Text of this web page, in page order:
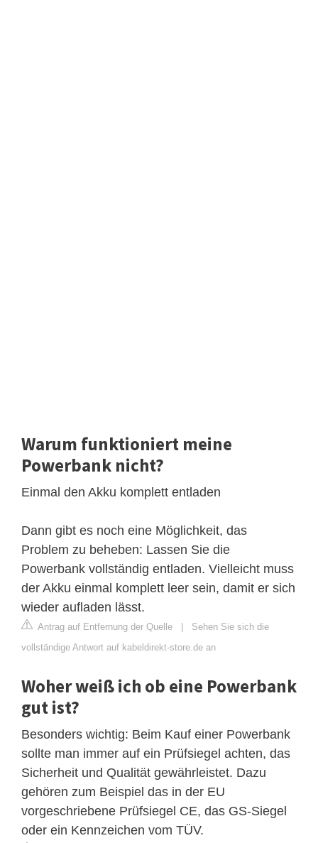
Warum funktioniert meine
Powerbank nicht?
Einmal den Akku komplett entladen
Dann gibt es noch eine Möglichkeit, das
Problem zu beheben: Lassen Sie die
Powerbank vollständig entladen. Vielleicht muss
der Akku einmal komplett leer sein, damit er sich
wieder aufladen lässt.
Antrag auf Entfernung der Quelle | Sehen Sie sich die
vollständige Antwort auf kabeldirekt-store.de an
Woher weiß ich ob eine Powerbank
gut ist?
Besonders wichtig: Beim Kauf einer Powerbank
sollte man immer auf ein Prüfsiegel achten, das
Sicherheit und Qualität gewährleistet. Dazu
gehören zum Beispiel das in der EU
vorgeschriebene Prüfsiegel CE, das GS-Siegel
oder ein Kennzeichen vom TÜV.